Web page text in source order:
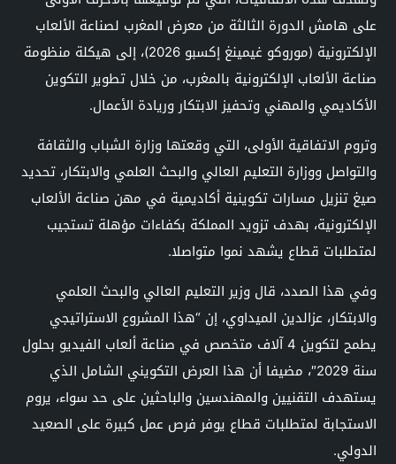
على هامش الدورة الثالثة من معرض المغرب لصناعة الألعاب
الإلكترونية (موروكو غيمينغ إكسبو 2026)، إلى هيكلة منظومة
صناعة الألعاب الإلكترونية بالمغرب، من خلال تطوير التكوين
الأكاديمي والمهني وتحفيز الابتكار وريادة الأعمال.
وتروم الاتفاقية الأولى، التي وقعتها وزارة الشباب والثقافة
والتواصل ووزارة التعليم العالي والبحث العلمي والابتكار، تحديد
صيغ تنزيل مسارات تكوينية أكاديمية في مهن صناعة الألعاب
الإلكترونية، بهدف تزويد المملكة بكفاءات مؤهلة تستجيب
لمتطلبات قطاع يشهد نموا متواصلا.
وفي هذا الصدد، قال وزير التعليم العالي والبحث العلمي
والابتكار، عزالدين الميداوي، إن “هذا المشروع الاستراتيجي
يطمح لتكوين 4 آلاف متخصص في صناعة ألعاب الفيديو بحلول
سنة 2029″، مضيفا أن هذا العرض التكويني الشامل الذي
يستهدف التقنيين والمهندسين والباحثين على حد سواء، يروم
الاستجابة لمتطلبات قطاع يوفر فرص عمل كبيرة على الصعيد
الدولي.